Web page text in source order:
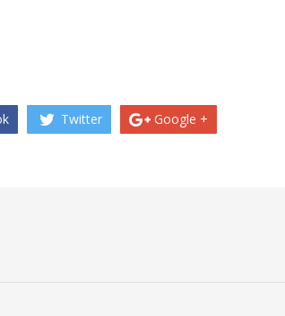
Twitter Google +